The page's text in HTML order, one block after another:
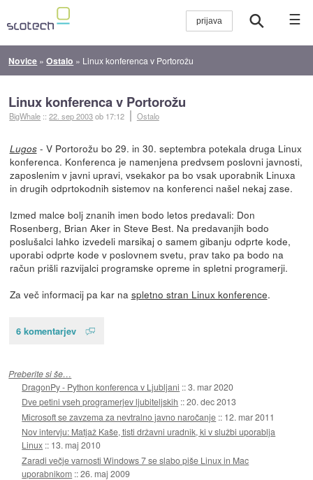
☰
Novice »Ostalo » Linux konferenca v Portorožu
Linux konferenca v Portorožu
BigWhale ::22. sep 2003ob 17:12 Ostalo
Lugos- V Portorožu bo 29. in 30. septembra potekala druga Linux
konferenca. Konferenca je namenjena predvsem poslovni javnosti,
zaposlenim v javni upravi, vsekakor pa bo vsak uporabnik Linuxa
in drugih odprtokodnih sistemov na konferenci našel nekaj zase.
Izmed malce bolj znanih imen bodo letos predavali: Don
Rosenberg, Brian Aker in Steve Best. Na predavanjih bodo
poslušalci lahko izvedeli marsikaj o samem gibanju odprte kode,
uporabi odprte kode v poslovnem svetu, prav tako pa bodo na
račun prišli razvijalci programske opreme in spletni programerji.
Za več informacij pa kar na spletno stran Linux konference.
6 komentarjev
Preberite si še…
DragonPy - Python konferenca v Ljubljani ::3. mar 2020
Dve petini vseh programerjev ljubiteljskih ::20. dec 2013
Microsoft se zavzema za nevtralno javno naročanje :: 12. mar 2011
Nov intervju: Matjaž Kaše, tisti državni uradnik, ki v službi uporablja
Linux :: 13. maj 2010
Zaradi večje varnosti Windows 7 se slabo piše Linux in Mac
uporabnikom ::26. maj 2009